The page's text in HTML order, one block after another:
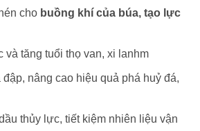
cho buồng khí của búa, tạo lực
và tăng tuổi thọ van, xi lanhm
nâng cao hiệu quả phá huỷ đá,
thủy lực, tiết kiệm nhiên liệu vận